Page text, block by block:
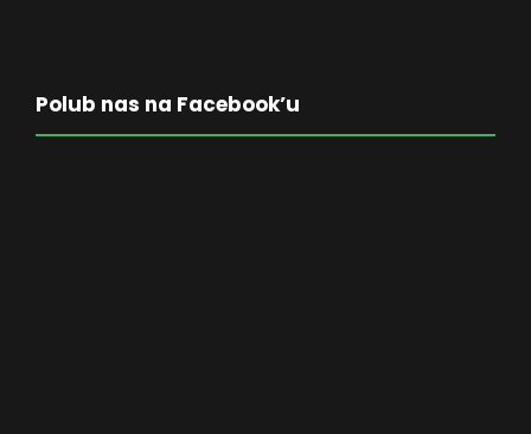
Polub nas na Facebook’u